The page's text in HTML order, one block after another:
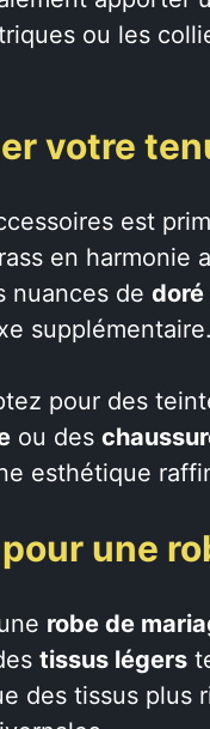
ou les
votre
est
en harmonie
nuances de doré
supplémentaire.
pour des
ou des
esthétique
une
robe de
tissus légers
des tissus plus